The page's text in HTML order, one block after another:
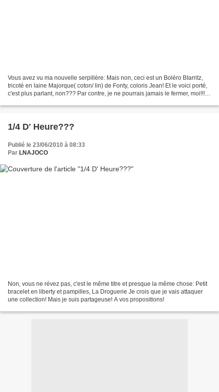
Vous avez vu ma nouvelle serpillère: Mais non, ceci est un Boléro BIarritz,
tricoté en laine Majorque( coton/ lin) de Fonty, coloris Jean! Et le voici porté,
c'est plus parlant, non??? Par contre, je ne pourrais jamais le fermer, moi!!!!
1/4 D' Heure???
Publié le 23/06/2010 à 08:33
Par LNAJOCO
Non, vous ne révez pas, c'est le même titre et presque la même chose: Petit
bracelet en liberty et pampilles, La Droguerie Je crois que je vais attaquer
une collection! Mais je suis partageuse! A vos propositions!